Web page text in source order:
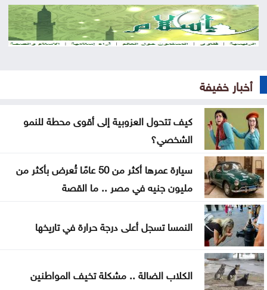
بلدية جرش الكبرى: تكليف الحوامدة مديراً لدائرة
الخدمات العامة
المواطنN
500 ألف دينار لدعم مشاريع البنية التحتية في الوسطية
بشيكطاش يعود من التشيك بفوز ثمين في ذهاب
تمهيدي الدوري الأوروبي
أوغندا توافق على نشر وحدة من جيشها في غزة
إسطنبول .. ثالث أكبر سفينة رافعات بالعالم تمر عبر
مضيق البوسفور
الأردن يدين التفجير الإرهابي الذي استهدف حافلة في
جرمانا بريف دمشق
أخبار خفيفة
كيف تتحول العزوبية إلى أقوى محطة للنمو
الشخصي؟
سيارة عمرها أكثر من 50 عامًا تُعرض بأكثر من
مليون جنيه في مصر .. ما القصة
النمسا تسجل أعلى درجة حرارة في تاريخها
الكلاب الضالة .. مشكلة تخيف المواطنين